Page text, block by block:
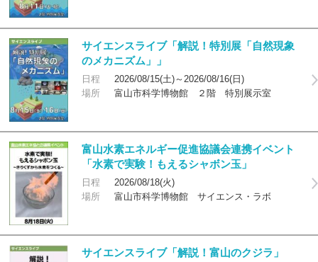
サイエンスライブ「解説！特別展「自然現象
のメカニズム」」
日程
2026/08/15(土)～2026/08/16(日)
場所
富山市科学博物館 ２階 特別展示室
富山水素エネルギー促進協議会連携イベント
「水素で実験！もえるシャボン玉」
日程
2026/08/18(火)
場所
富山市科学博物館 サイエンス・ラボ
サイエンスライブ「解説！富山のクジラ」